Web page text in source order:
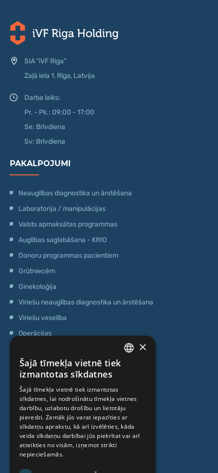
SIA "iVF Riga"
Zaļā iela 1, Rīga, Latvija
Darba laiks:
Pr. - Pk.: 09:00 - 17:00
Se: Brīvdiena
Sv: Brīvdiena
PAKALPOJUMI
Neauglības diagnostika un ārstēšana
Laboratorija / manipulācijas
Valsts apmaksātas programmas
Auglības saglabāšana - KRIO
Donoru programmas pacientiem
Grūtniecēm
Ginekoloģija
Vīriešu neauglības diagnostika un ārstēšana
Vīriešu veselība
Operācijas
Anti-age speciālista konsultācija
Ambulatorais centrs
Cilmes šūnu centrs
PAR MUMS
Kas mēs esam
LATVIAN
RUSSIAN
LITHUANIAN
NORWEGIAN
×
Šajā tīmekļa vietnē tiek
izmantotas sīkdatnes
Šajā tīmekļa vietnē tiek izmantotas
sīkdatnes, lai nodrošinātu tīmekļa vietnes
darbību, uzlabotu drošību un lietotāju
pieredzi. Zemāk jūs varat iepazīties ar
sīkdatņu aprakstu, kā arī izvēlēties, kāda
veida sīkdatņu darbībai jūs piekrītat vai arī
atteikties no visām, izņemot strikti
nepieciešamās.